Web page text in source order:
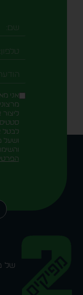
אני
לבטל
ושעל
של